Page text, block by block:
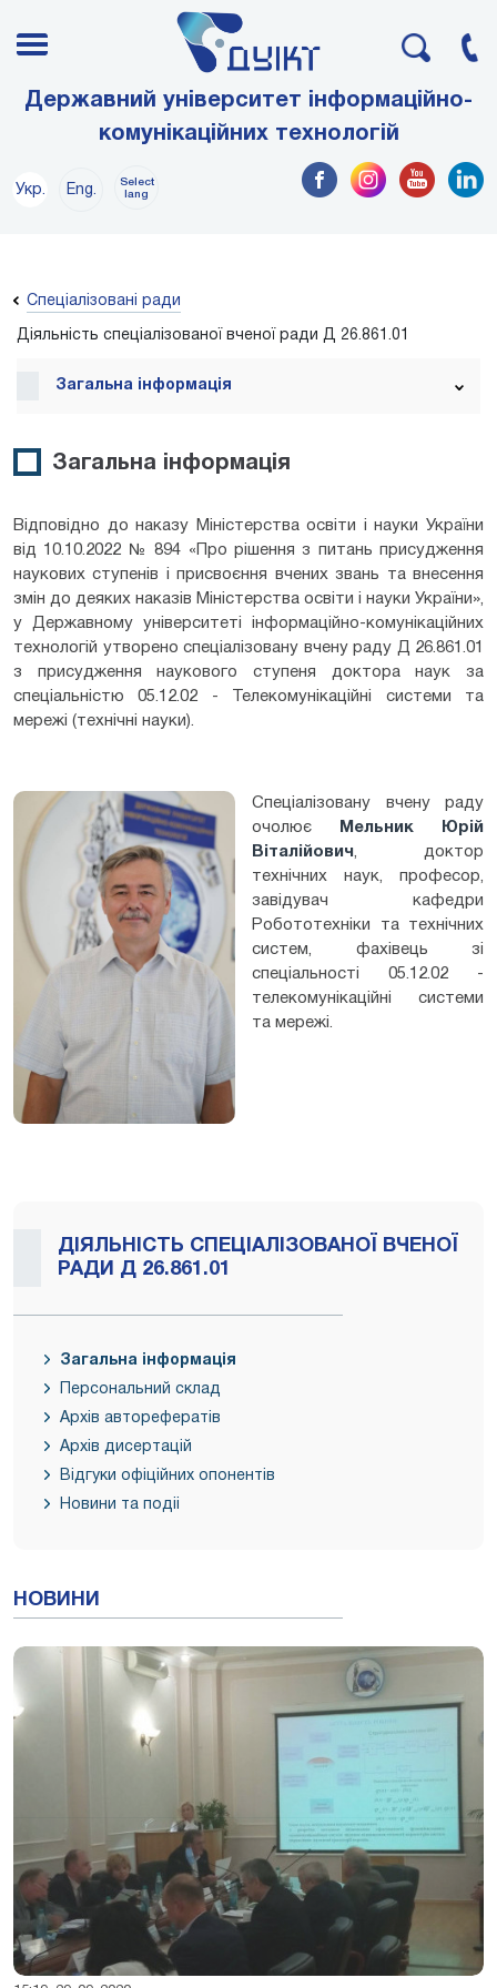
Державний університет інформаційно-
комунікаційних технологій
Укр. Eng.
Select
lang
Спеціалізовані ради
Діяльність спеціалізованої вченої ради Д 26.861.01
Загальна інформація
Загальна інформація
Відповідно до наказу Міністерства освіти і науки України
від 10.10.2022 № 894 «Про рішення з питань присудження
наукових ступенів і присвоєння вчених звань та внесення
змін до деяких наказів Міністерства освіти і науки України»,
у Державному університеті інформаційно-комунікаційних
технологій утворено спеціалізовану вчену раду Д 26.861.01
з присудження наукового ступеня доктора наук за
спеціальністю 05.12.02 - Телекомунікаційні системи та
мережі (технічні науки).
Спеціалізовану вчену раду
очолює
Мельник Юрій
Віталійович , доктор
технічних наук, професор,
завідувач кафедри
Робототехніки та технічних
систем, фахівець зі
спеціальності 05.12.02 -
телекомунікаційні системи
та мережі.
ДІЯЛЬНІСТЬ СПЕЦІАЛІЗОВАНОЇ ВЧЕНОЇ
РАДИ Д 26.861.01
Загальна інформація
Персональний склад
Архів авторефератів
Архів дисертацій
Відгуки офіційних опонентів
Новини та подіі
НОВИНИ